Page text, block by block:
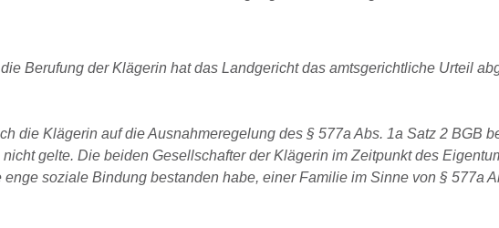
Berufung der Klägerin hat das Landgericht das amtsgerichtliche Urteil
die Klägerin auf die Ausnahmeregelung des § 577a Abs. 1a Satz 2 BGB
gelte. Die beiden Gesellschafter der Klägerin im Zeitpunkt des
soziale Bindung bestanden habe, einer Familie im Sinne von § 577a